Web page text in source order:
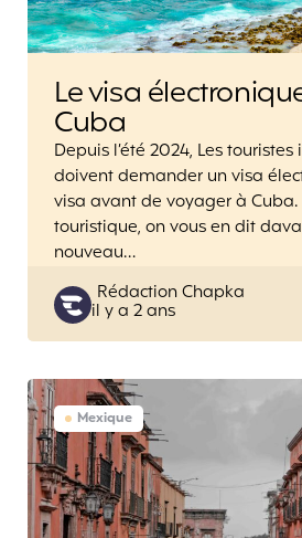
Le visa
Cuba
Depuis l’été 2024, Les
doivent demander un visa
visa avant de voyager à
touristique, on vous en dit
nouveau…
Posted
by
Rédaction Chapka
il y a 2 ans
Mexique